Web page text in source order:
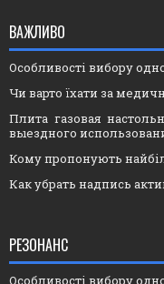
ВАЖЛИВО
Особливості вибору
Чи варто їхати за
Плита газовая
выездного
Кому пропонують
Как убрать надпись
РЕЗОНАНС